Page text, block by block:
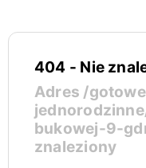
404 - Nie
Adres /
bukowej-9-
znaleziony